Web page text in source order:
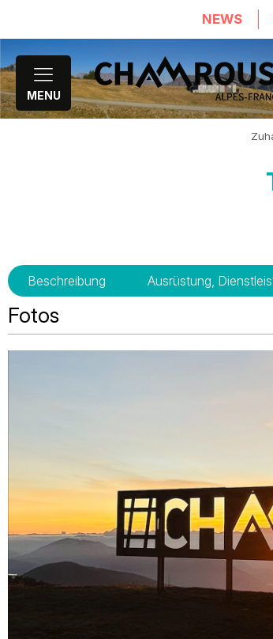
NEWS
MENU
Beschreibung Ausrüstung,
Fotos